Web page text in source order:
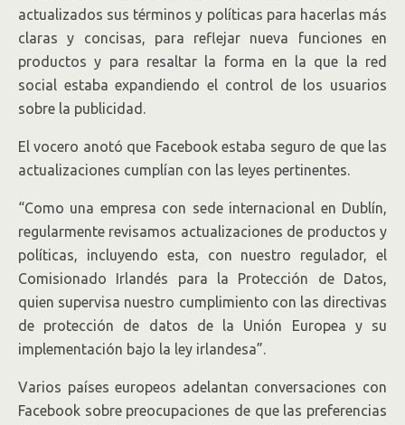
actualizados sus términos y políticas para hacerlas más
claras y concisas, para reflejar nueva funciones en
productos y para resaltar la forma en la que la red
social estaba expandiendo el control de los usuarios
sobre la publicidad.
El vocero anotó que Facebook estaba seguro de que las
actualizaciones cumplían con las leyes pertinentes.
“Como una empresa con sede internacional en Dublín,
regularmente revisamos actualizaciones de productos y
políticas, incluyendo esta, con nuestro regulador, el
Comisionado Irlandés para la Protección de Datos,
quien supervisa nuestro cumplimiento con las directivas
de protección de datos de la Unión Europea y su
implementación bajo la ley irlandesa”.
Varios países europeos adelantan conversaciones con
Facebook sobre preocupaciones de que las preferencias